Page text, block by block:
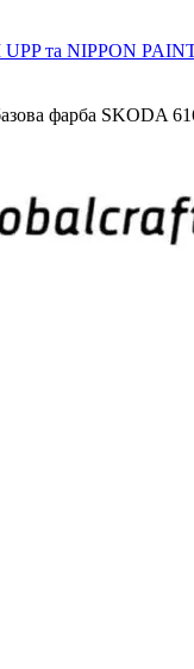
та NIPPON
фарба SKODA